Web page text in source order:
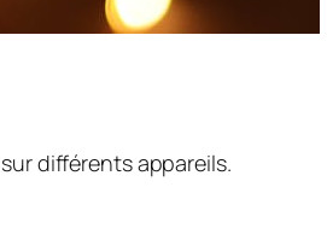
différents appareils.